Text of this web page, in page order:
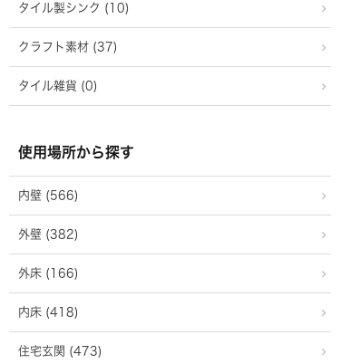
タイル製シンク (10)
クラフト素材 (37)
タイル雑貨 (0)
使用場所から探す
内壁 (566)
外壁 (382)
外床 (166)
内床 (418)
住宅玄関 (473)